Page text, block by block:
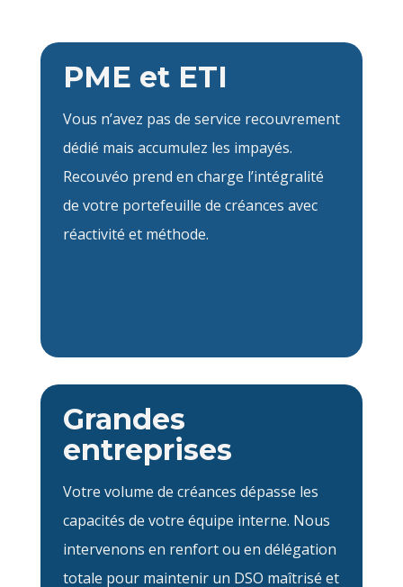
PME et ETI
Vous n’avez pas de service recouvrement
dédié mais accumulez les impayés.
Recouvéo prend en charge l’intégralité
de votre portefeuille de créances avec
réactivité et méthode.
Grandes
entreprises
Votre volume de créances dépasse les
capacités de votre équipe interne. Nous
intervenons en renfort ou en délégation
totale pour maintenir un DSO maîtrisé et